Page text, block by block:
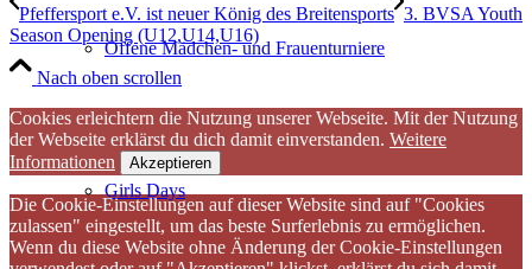
Offene Mädchen- und Frauenturniere
Girls Days
Pfeffersport e.V. ist neuer König des Breitensports 3. BVSA Youth
Season Opening (U12,U14,U16)
Nach oben scrollen
Cookies erleichtern die Nutzung unserer Webseite. Mit der Nutzung
der Webseite erklärst du dich damit einverstanden. Weitere
Informationen
Akzeptieren
Die Cookie-Einstellungen auf dieser Website sind auf "Cookies
zulassen" eingestellt, um das beste Surferlebnis zu ermöglichen.
Wenn du diese Website ohne Änderung der Cookie-Einstellungen